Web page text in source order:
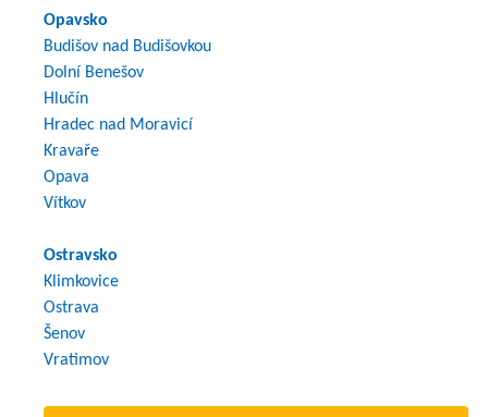
Opavsko
Budišov nad Budišovkou
Dolní Benešov
Hlučín
Hradec nad Moravicí
Kravaře
Opava
Vítkov
Ostravsko
Klimkovice
Ostrava
Šenov
Vratimov